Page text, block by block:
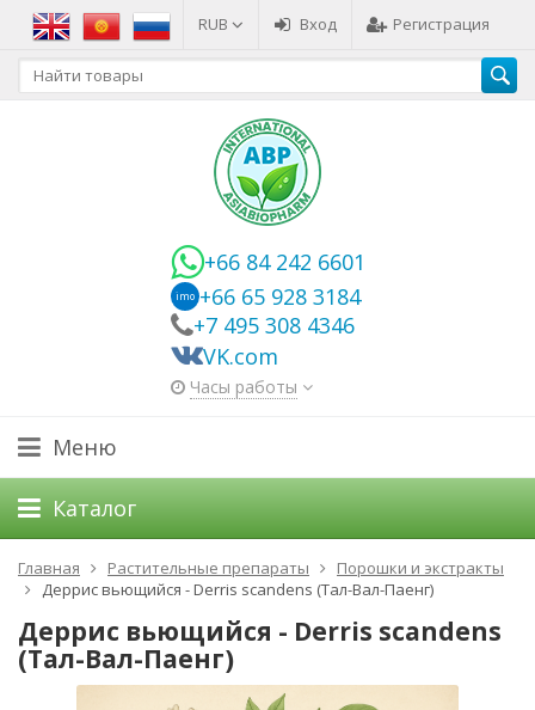
RUB Вход Регистрация
+66 84 242 6601
imo +66 65 928 3184
+7 495 308 4346
VK.com
Часы работы
Меню
Каталог
Главная Растительные препараты
Порошки и экстракты
Деррис вьющийся - Derris scandens (Тал-Вал-Паенг)
Деррис вьющийся - Derris scandens
(Тал-Вал-Паенг)